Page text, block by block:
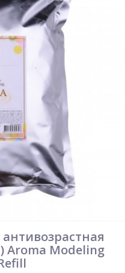
Aroma Modeling